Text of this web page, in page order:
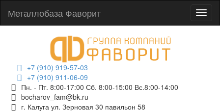
Металлобаза Фаворит
+7 (910) 919-57-03
+7 (910) 911-06-09
Пн. - Пт. 8:00-17:00 Сб. 8:00-15:00 Вс.8:00-14:00
bocharov_fam@bk.ru
г. Калуга ул. Зерновая 30 павильон 58